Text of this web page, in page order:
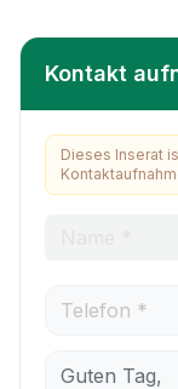
Kontakt
Dieses Inserat